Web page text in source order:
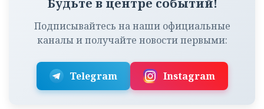
Будьте в центре событий!
Подписывайтесь на наши официальные
каналы и получайте новости первыми:
Telegram Instagram